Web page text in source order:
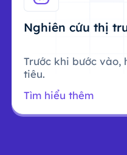
Nghiên cứu thị
Trước khi bước vào,
tiêu.
Tìm hiểu thêm